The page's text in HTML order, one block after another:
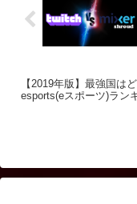
【2019年版】最強国は
esports(eスポーツ)ラン